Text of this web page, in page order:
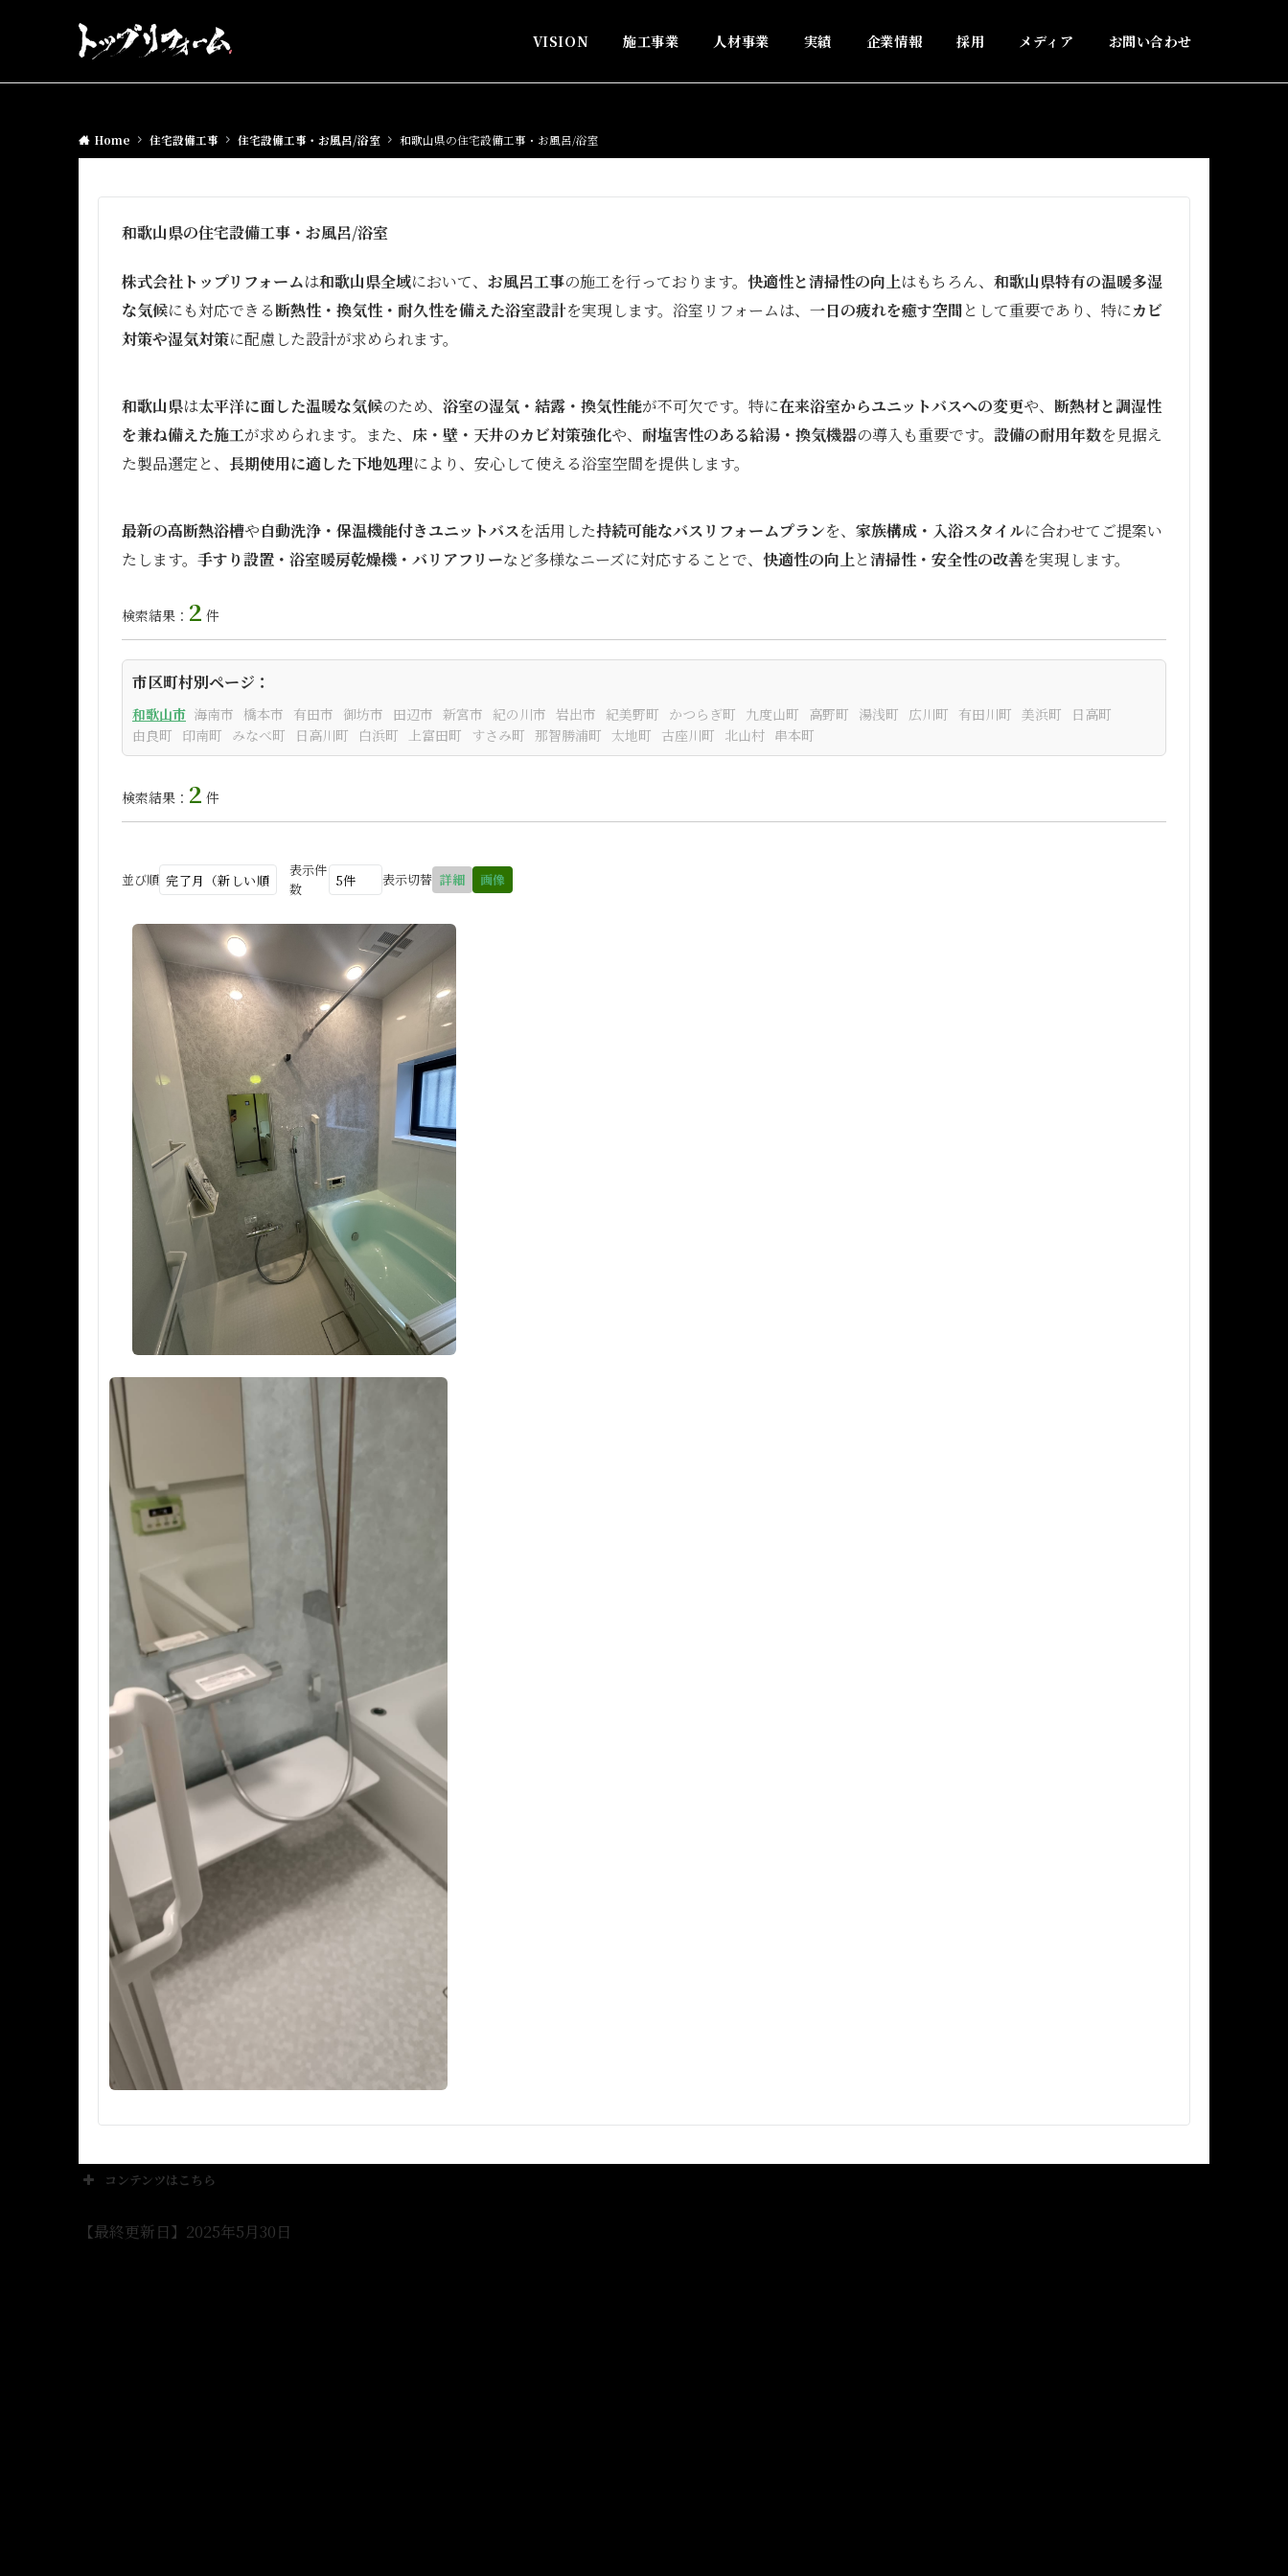
VISION 施工事業 人材事業 実績 企業情報 採用 メディア お問い合わせ
Home 住宅設備工事 住宅設備工事・お風呂/浴室 和歌山県の住宅設備工事・お風呂/浴室
和歌山県の住宅設備工事・お風呂/浴室
株式会社トップリフォームは和歌山県全域において、 お風呂工事の施工を行っております。 快適性と清掃性の向上はもちろん、 和歌山県特有の温暖多湿
な気候にも対応できる断熱性・換気性・耐久性を備えた浴室設計を実現します。浴室リフォームは、 一日の疲れを癒す空間として重要であり、特にカビ
対策や湿気対策に配慮した設計が求められます。
和歌山県は太平洋に面した温暖な気候のため、 浴室の湿気・結露・換気性能が不可欠です。特に在来浴室からユニットバスへの変更や、 断熱材と調湿性
を兼ね備えた施工が求められます。また、 床・壁・天井のカビ対策強化や、 耐塩害性のある給湯・換気機器の導入も重要です。 設備の耐用年数を見据え
た製品選定と、 長期使用に適した下地処理により、安心して使える浴室空間を提供します。
最新の高断熱浴槽や自動洗浄・保温機能付きユニットバスを活用した持続可能なバスリフォームプランを、 家族構成・入浴スタイルに合わせてご提案い
たします。 手すり設置・浴室暖房乾燥機・バリアフリーなど多様なニーズに対応することで、 快適性の向上と清掃性・安全性の改善を実現します。
検索結果： 2 件
市区町村別ページ：
和歌山市 海南市 橋本市 有田市 御坊市 田辺市 新宮市 紀の川市 岩出市 紀美野町 かつらぎ町 九度山町 高野町 湯浅町 広川町 有田川町 美浜町
日高町
由良町 印南町 みなべ町 日高川町 白浜町 上富田町 すさみ町 那智勝浦町 太地町 古座川町 北山村 串本町
検索結果： 2 件
並び順
表示件
数
表示切替 詳細 画像
コンテンツはこちら
【最終更新日】2025年5月30日